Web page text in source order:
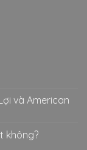
và American
không?